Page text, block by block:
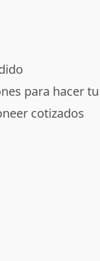
para hacer
cotizados